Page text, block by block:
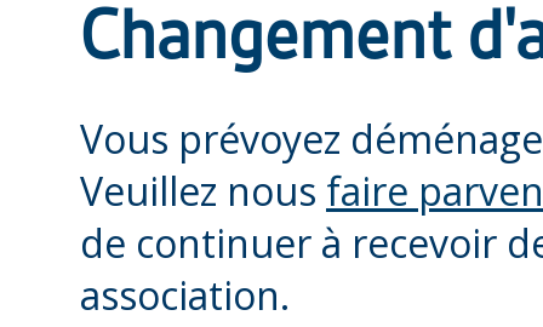
Changement
Vous prévoyez
Veuillez nous faire
de continuer à recevoir
association.